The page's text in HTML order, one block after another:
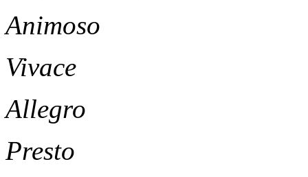
Animoso
Vivace
Allegro
Presto